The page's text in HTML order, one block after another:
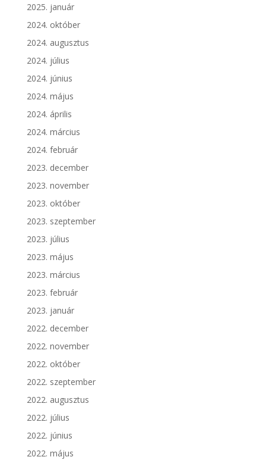
2025. január
2024. október
2024. augusztus
2024. július
2024. június
2024. május
2024. április
2024. március
2024. február
2023. december
2023. november
2023. október
2023. szeptember
2023. július
2023. május
2023. március
2023. február
2023. január
2022. december
2022. november
2022. október
2022. szeptember
2022. augusztus
2022. július
2022. június
2022. május